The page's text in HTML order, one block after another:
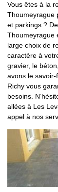
Vous êtes à la
Thoumeyrague
et parkings ?
Thoumeyrague
large choix de
caractère à
gravier, le
avons le
Richy vous
besoins.
allées à Les
appel à nos